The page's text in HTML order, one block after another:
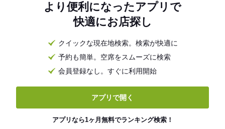
より便利になったアプリで
快適にお店探し
クイックな現在地検索。検索が快適に
予約も簡単。空席をスムーズに検索
会員登録なし。すぐに利用開始
アプリで開く
アプリなら1ヶ月無料でランキング検索！